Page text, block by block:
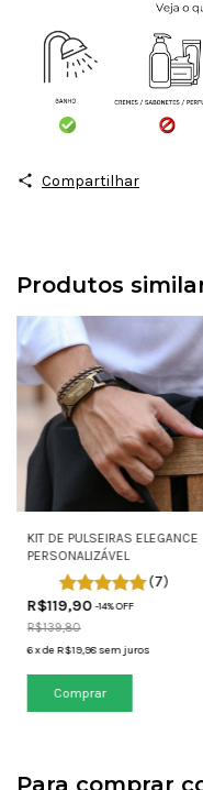
Compartilhar
Produtos
KIT DE PULSEIRAS ELEGANCE
PERSONALIZÁVEL
(7)
R$119,90-14% OFF
R$139,80
6xdeR$19,98sem juros
Comprar
Para comprar